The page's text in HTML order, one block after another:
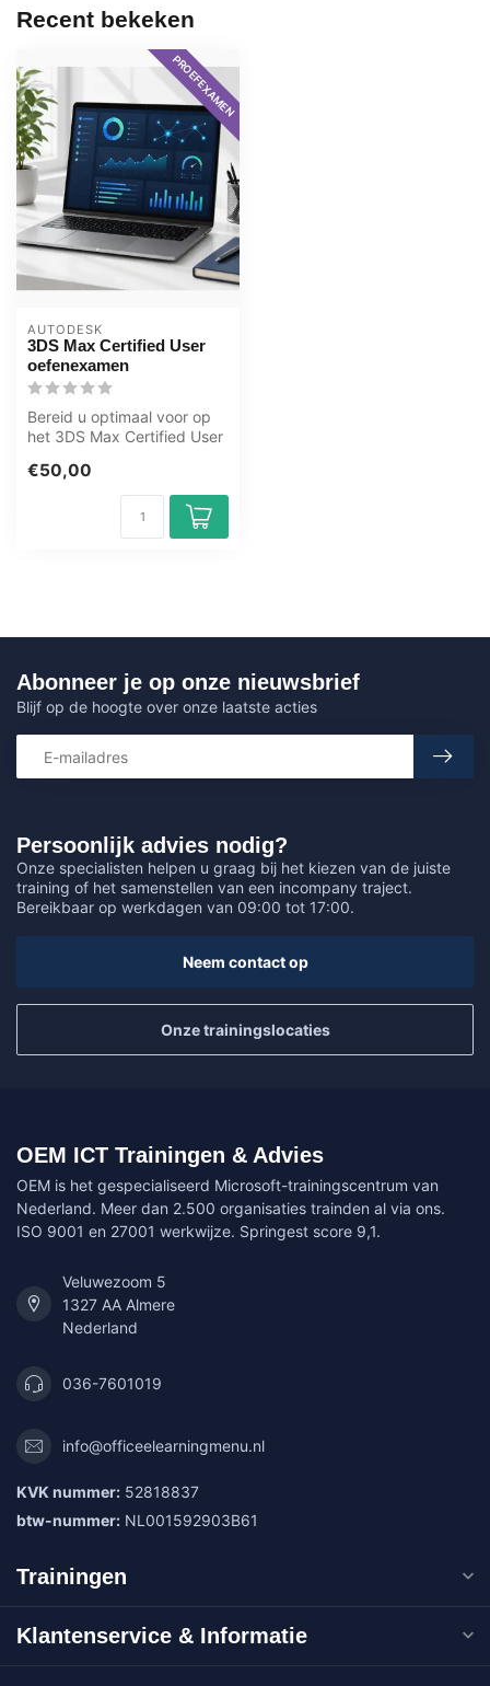
Recent bekeken
PROEFEXAMEN
AUTODESK
3DS Max Certified User
oefenexamen
Bereid u optimaal voor op
het 3DS Max Certified User
oefe...
€50,00
Persoonlijk advies nodig?
Onze specialisten helpen u graag bij het kiezen van de juiste
training of het samenstellen van een incompany traject.
Bereikbaar op werkdagen van 09:00 tot 17:00.
Neem contact op
Onze trainingslocaties
Abonneer je op onze nieuwsbrief
Blijf op de hoogte over onze laatste acties
OEM ICT Trainingen & Advies
OEM is het gespecialiseerd Microsoft-trainingscentrum van
Nederland. Meer dan 2.500 organisaties trainden al via ons.
ISO 9001 en 27001 werkwijze. Springest score 9,1.
Veluwezoom 5
1327 AA Almere
Nederland
036-7601019
info@officeelearningmenu.nl
KVK nummer: 52818837
btw-nummer: NL001592903B61
Trainingen
Klantenservice & Informatie